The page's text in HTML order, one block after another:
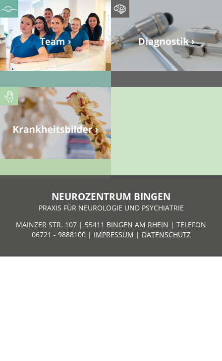
NEUROZENTRUM BINGEN
PRAXIS FÜR NEUROLOGIE UND PSYCHIATRIE
MAINZER STR. 107 | 55411 BINGEN AM RHEIN | TELEFON
06721 - 9888100 | IMPRESSUM | DATENSCHUTZ